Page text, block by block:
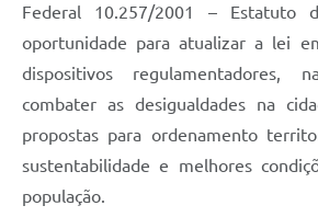
Federal 10.257/2001 –
oportunidade para atualizar a lei
dispositivos regulamentadores,
combater as desigualdades na
propostas para ordenamento
sustentabilidade e melhores
população.